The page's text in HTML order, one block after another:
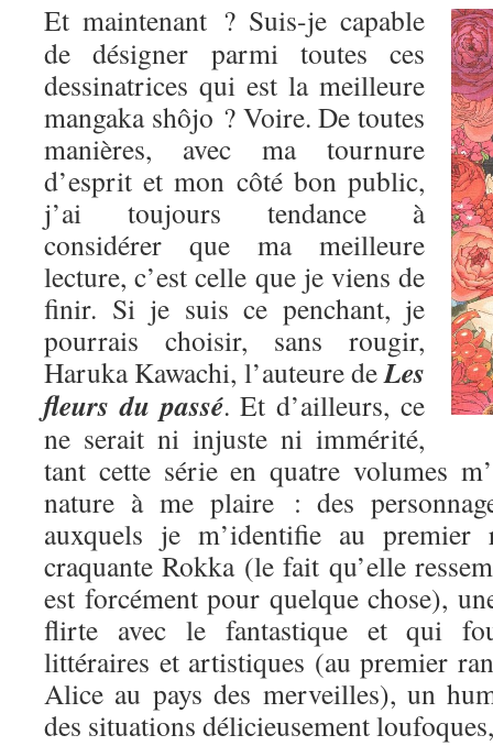
Et maintenant ? Suis-je capable
de désigner parmi toutes ces
dessinatrices qui est la meilleure
mangaka shôjo ? Voire. De toutes
manières, avec ma tournure
d’esprit et mon côté bon public,
j’ai toujours tendance à
considérer que ma meilleure
lecture, c’est celle que je viens de
finir. Si je suis ce penchant, je
pourrais choisir, sans rougir,
Haruka Kawachi, l’auteure deLes
fleurs du passé. Et d’ailleurs, ce
ne serait ni injuste ni immérité,
tant cette série en quatre volumes
nature à me plaire : des
auxquels je m’identifie au premier
craquante Rokka (le fait qu’elle
est forcément pour quelque chose),
flirte avec le fantastique et qui
littéraires et artistiques (au premier
Alice au pays des merveilles), un
des situations délicieusement